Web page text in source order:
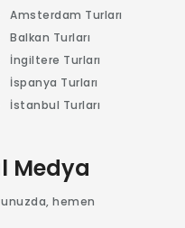
Amsterdam Turları
Balkan Turları
İngiltere Turları
İspanya Turları
İstanbul Turları
Medya
hemen